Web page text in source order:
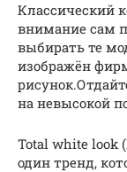
Классический
внимание сам
выбирать те
изображён
на невысокой
Total white look
один тренд,